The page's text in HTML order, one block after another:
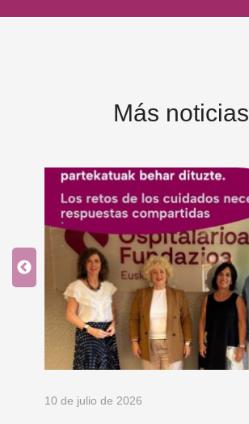
Más noticias
10 de julio de 2026